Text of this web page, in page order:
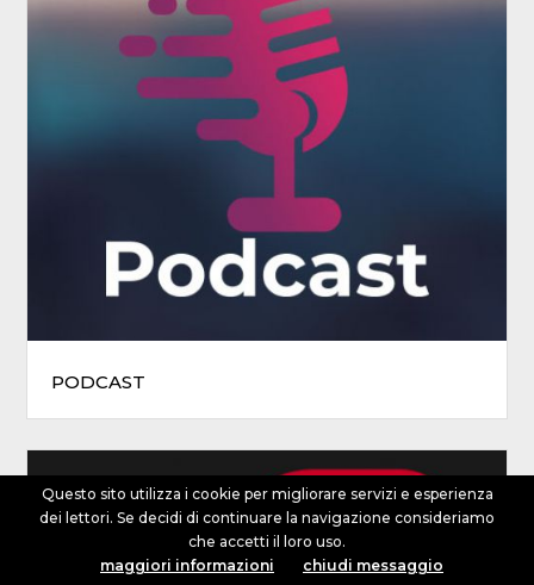
dalle 12:00 alle 14:00
ANGIE
PODCAST
Questo sito utilizza i cookie per migliorare servizi e esperienza
dei lettori. Se decidi di continuare la navigazione consideriamo
che accetti il loro uso.
maggiori informazioni
chiudi messaggio